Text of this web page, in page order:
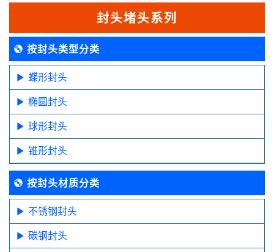
封头堵头系列
按封头类型分类
蝶形封头
椭圆封头
球形封头
锥形封头
按封头材质分类
不锈钢封头
碳钢封头